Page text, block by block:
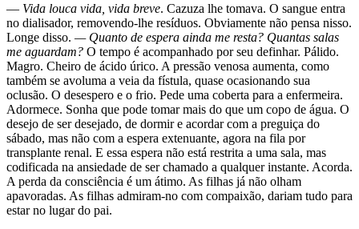
— Vida louca vida, vida breve. Cazuza lhe tomava. O sangue entra
no dialisador, removendo-lhe resíduos. Obviamente não pensa nisso.
Longe disso. — Quanto de espera ainda me resta? Quantas salas
me aguardam? O tempo é acompanhado por seu definhar. Pálido.
Magro. Cheiro de ácido úrico. A pressão venosa aumenta, como
também se avoluma a veia da fístula, quase ocasionando sua
oclusão. O desespero e o frio. Pede uma coberta para a enfermeira.
Adormece. Sonha que pode tomar mais do que um copo de água. O
desejo de ser desejado, de dormir e acordar com a preguiça do
sábado, mas não com a espera extenuante, agora na fila por
transplante renal. E essa espera não está restrita a uma sala, mas
codificada na ansiedade de ser chamado a qualquer instante. Acorda.
A perda da consciência é um átimo. As filhas já não olham
apavoradas. As filhas admiram-no com compaixão, dariam tudo para
estar no lugar do pai.